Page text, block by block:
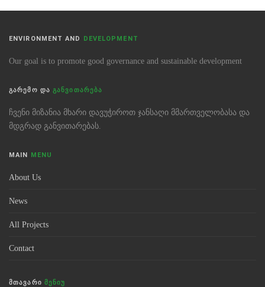
ENVIRONMENT AND DEVELOPMENT
Our goal is to promote good governance and sustainable development
ᲒᲐᲠᲔᲛᲝ ᲓᲐ ᲒᲐᲜᲕᲘᲗᲐᲠᲔᲑᲐ
ჩვენი მიზანია მხარი დავუჭიროთ ჯანსაღი მმართველობასა და
მდგრად განვითარებას.
MAIN MENU
About Us
News
All Projects
Contact
ᲛᲗᲐᲕᲐᲠᲘ ᲛᲔᲜᲘᲣ